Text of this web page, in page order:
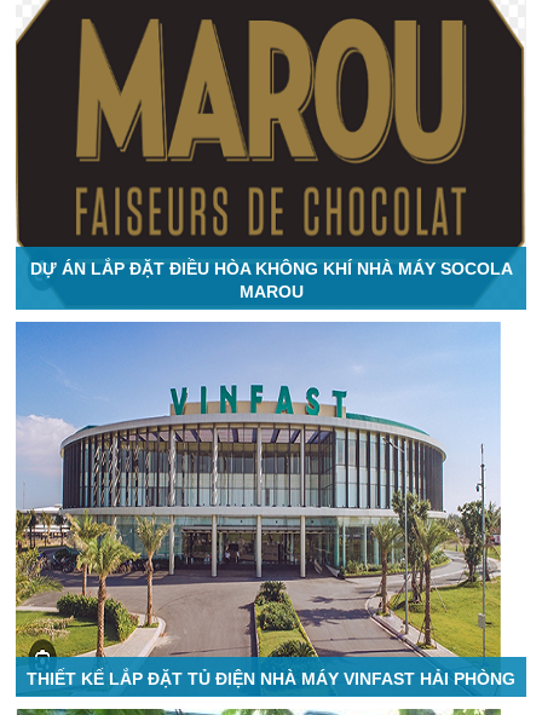
DỰ ÁN LẮP ĐẶT ĐIỀU HÒA KHÔNG KHÍ NHÀ MÁY SOCOLA
MAROU
THIẾT KẾ LẮP ĐẶT TỦ ĐIỆN NHÀ MÁY VINFAST HẢI PHÒNG